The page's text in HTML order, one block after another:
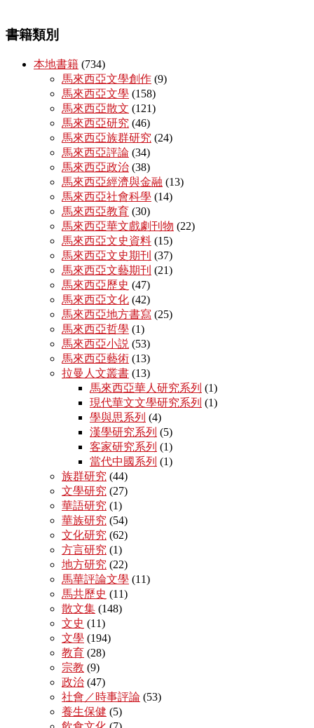
書籍類別
本地書籍 (734)
馬來西亞文學創作 (9)
馬來西亞文學 (158)
馬來西亞散文 (121)
馬來西亞研究 (46)
馬來西亞族群研究 (24)
馬來西亞評論 (34)
馬來西亞政治 (38)
馬來西亞經濟與金融 (13)
馬來西亞社會科學 (14)
馬來西亞教育 (30)
馬來西亞華文戲劇刊物 (22)
馬來西亞文史資料 (15)
馬來西亞文史期刊 (37)
馬來西亞文藝期刊 (21)
馬來西亞歷史 (47)
馬來西亞文化 (42)
馬來西亞地方書寫 (25)
馬來西亞哲學 (1)
馬來西亞小説 (53)
馬來西亞藝術 (13)
拉曼人文叢書 (13)
馬來西亞華人研究系列 (1)
現代華文文學研究系列 (1)
學與思系列 (4)
漢學研究系列 (5)
客家研究系列 (1)
當代中國系列 (1)
族群研究 (44)
文學研究 (27)
華語研究 (1)
華族研究 (54)
文化研究 (62)
方言研究 (1)
地方研究 (22)
馬華評論文學 (11)
馬共歷史 (11)
散文集 (148)
文史 (11)
文學 (194)
教育 (28)
宗教 (9)
政治 (47)
社會／時事評論 (53)
養生保健 (5)